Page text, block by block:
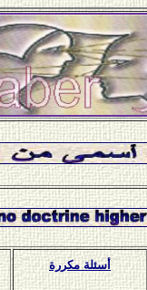
أسئلة مكررة